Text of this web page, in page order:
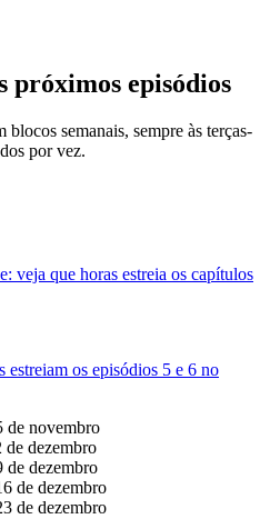
próximos episódios
semanais, sempre às terças-
por vez.
veja que horas estreia os capítulos
estreiam os episódios 5 e 6 no
de novembro
de dezembro
de dezembro
de dezembro
de dezembro